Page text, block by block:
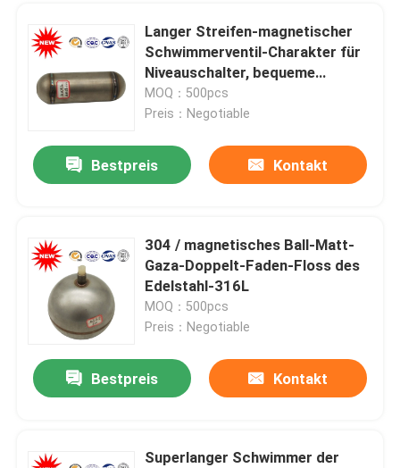
Langer Streifen-magnetischer
Schwimmerventil-Charakter für
Niveauschalter, bequeme
Wartung
MOQ：500pcs
Preis：Negotiable
Bestpreis Kontakt
304 / magnetisches Ball-Matt-
Gaza-Doppelt-Faden-Floss des
Edelstahl-316L
MOQ：500pcs
Preis：Negotiable
Bestpreis Kontakt
Superlanger Schwimmer der